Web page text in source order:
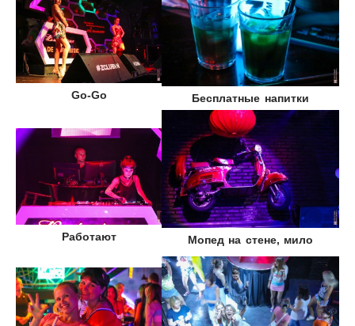
Go-Go Бесплатные напитки
Работают Мопед на стене, мило